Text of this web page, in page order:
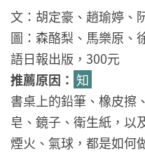
文：胡定豪、趙瑜婷、
圖：森酪梨、馬樂原、
語日報出版，300元
推薦原因： 知
書桌上的鉛筆、橡皮擦
皂、鏡子、衛生紙，以
煙火、氣球，都是如何